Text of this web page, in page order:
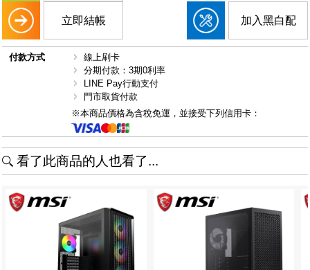
立即結帳 加入黑白配
付款方式
線上刷卡
分期付款：3期0利率
LINE Pay行動支付
門市取貨付款
※本商品價格為含稅免運，並接受下列信用卡：
看了此商品的人也看了...